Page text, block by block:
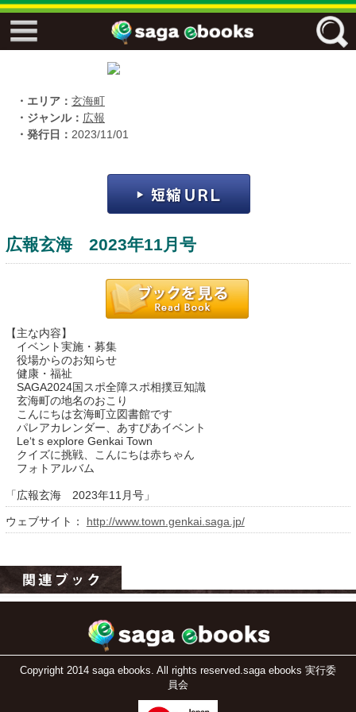
エリア
キーワード
・エリア： 玄海町
・ジャンル： 広報
・発行日： 2023/11/01
広報玄海 2023年11月号
【主な内容】
イベント実施・募集
役場からのお知らせ
健康・福祉
SAGA2024国スポ全障スポ相撲豆知識
玄海町の地名のおこり
こんにちは玄海町立図書館です
パレアカレンダー、あすぴあイベント
Le‘t s explore Genkai Town
クイズに挑戦、こんにちは赤ちゃん
フォトアルバム
「広報玄海 2023年11月号」
ウェブサイト： http://www.town.genkai.saga.jp/
Copyright 2014 saga ebooks. All rights reserved.saga ebooks 実行委
員会
↓↓ ebooks専用本棚 ↓↓
運営：福博印刷
運営会社
サイトマップ